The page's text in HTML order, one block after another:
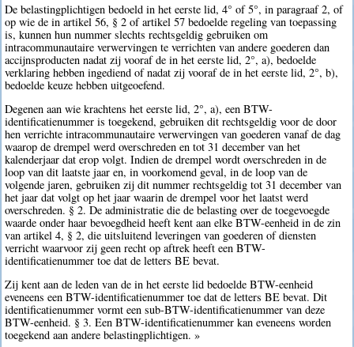
De belastingplichtigen bedoeld in het eerste lid, 4° of 5°, in paragraaf 2, of
op wie de in artikel 56, § 2 of artikel 57 bedoelde regeling van toepassing
is, kunnen hun nummer slechts rechtsgeldig gebruiken om
intracommunautaire verwervingen te verrichten van andere goederen dan
accijnsproducten nadat zij vooraf de in het eerste lid, 2°, a), bedoelde
verklaring hebben ingediend of nadat zij vooraf de in het eerste lid, 2°, b),
bedoelde keuze hebben uitgeoefend.
Degenen aan wie krachtens het eerste lid, 2°, a), een BTW-
identificatienummer is toegekend, gebruiken dit rechtsgeldig voor de door
hen verrichte intracommunautaire verwervingen van goederen vanaf de dag
waarop de drempel werd overschreden en tot 31 december van het
kalenderjaar dat erop volgt. Indien de drempel wordt overschreden in de
loop van dit laatste jaar en, in voorkomend geval, in de loop van de
volgende jaren, gebruiken zij dit nummer rechtsgeldig tot 31 december van
het jaar dat volgt op het jaar waarin de drempel voor het laatst werd
overschreden. § 2. De administratie die de belasting over de toegevoegde
waarde onder haar bevoegdheid heeft kent aan elke BTW-eenheid in de zin
van artikel 4, § 2, die uitsluitend leveringen van goederen of diensten
verricht waarvoor zij geen recht op aftrek heeft een BTW-
identificatienummer toe dat de letters BE bevat.
Zij kent aan de leden van de in het eerste lid bedoelde BTW-eenheid
eveneens een BTW-identificatienummer toe dat de letters BE bevat. Dit
identificatienummer vormt een sub-BTW-identificatienummer van deze
BTW-eenheid. § 3. Een BTW-identificatienummer kan eveneens worden
toegekend aan andere belastingplichtigen. »